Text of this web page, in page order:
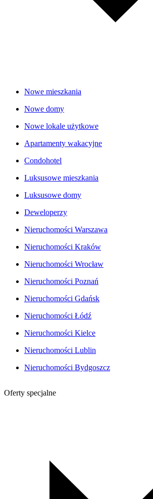
Nowe mieszkania
Nowe domy
Nowe lokale użytkowe
Apartamenty wakacyjne
Condohotel
Luksusowe mieszkania
Luksusowe domy
Deweloperzy
Nieruchomości Warszawa
Nieruchomości Kraków
Nieruchomości Wrocław
Nieruchomości Poznań
Nieruchomości Gdańsk
Nieruchomości Łódź
Nieruchomości Kielce
Nieruchomości Lublin
Nieruchomości Bydgoszcz
Oferty specjalne